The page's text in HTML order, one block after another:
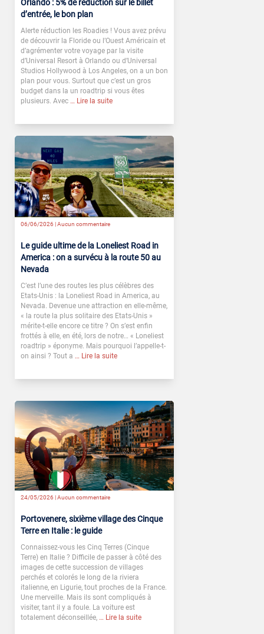
Orlando : 5% de réduction sur le billet
d’entrée, le bon plan
Alerte réduction les Roadies ! Vous avez prévu
de découvrir la Floride ou l’Ouest Américain et
d’agrémenter votre voyage par la visite
d’Universal Resort à Orlando ou d’Universal
Studios Hollywood à Los Angeles, on a un bon
plan pour vous. Surtout que c’est un gros
budget dans la un roadtrip si vous êtes
plusieurs. Avec … Lire la suite
06/06/2026 |Aucun commentaire
Le guide ultime de la Loneliest Road in
America : on a survécu à la route 50 au
Nevada
C’est l’une des routes les plus célèbres des
Etats-Unis : la Loneliest Road in America, au
Nevada. Devenue une attraction en elle-même,
« la route la plus solitaire des Etats-Unis »
mérite-t-elle encore ce titre ? On s’est enfin
frottés à elle, en été, lors de notre… « Loneliest
roadtrip » éponyme. Mais pourquoi l’appelle-t-
on ainsi ? Tout a … Lire la suite
24/05/2026 |Aucun commentaire
Portovenere, sixième village des Cinque
Terre en Italie : le guide
Connaissez-vous les Cinq Terres (Cinque
Terre) en Italie ? Difficile de passer à côté des
images de cette succession de villages
perchés et colorés le long de la riviera
italienne, en Ligurie, tout proches de la France.
Une merveille. Mais ils sont compliqués à
visiter, tant il y a foule. La voiture est
totalement déconseillée, … Lire la suite